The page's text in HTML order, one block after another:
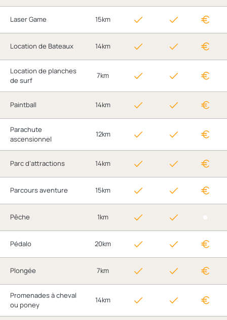
Laser Game 15km
Location de Bateaux 14km
Location de planches
de surf
7km
Paintball 14km
Parachute
ascensionnel
12km
Parc d’attractions 14km
Parcours aventure 15km
Pêche 1km
Pédalo 20km
Plongée 7km
Promenades à cheval
ou poney
14km